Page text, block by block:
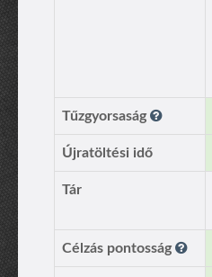
Tűzgyorsaság
Újratöltési idő
Tár
Célzás pontosság